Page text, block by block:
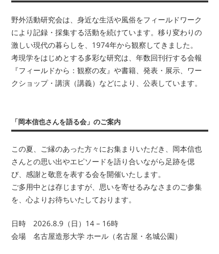
ク
に
よ
り
記
録・
採
集
活
動
を
続
て
い
ま
考
現
野外活動研究会は、身近な生活や風俗をフィールドワーク
により記録・採集する活動を続けています。移り変わりの
激しい現代の暮らしを、1974年から観察してきました。
考現学をはじめとする多彩な研究は、年数回刊行する会報
『フィールドから：観察の友』や書籍、発表・展示、ワー
クショップ・講演（講義）などにより、公表しています。
「岡本信也さんを語る会」のご案内
この夏、ご縁のあった方々にお集まりいただき、岡本信也
さんとの思い出やエピソードを語り合いながら足跡を偲
び、感謝と敬意を表する会を開催いたします。
ご多用中とは存じますが、思いを寄せるみなさまのご参集
を、心よりお待ちいたしております。
日時 2026.8.9（日）14 – 16時
会場 名古屋造形大学 ホール（名古屋・名城公園）